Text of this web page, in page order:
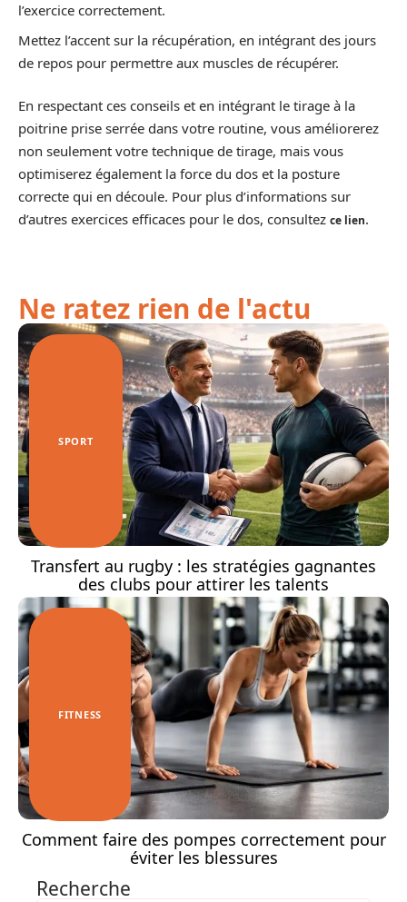
l’exercice correctement.
Mettez l’accent sur la récupération, en intégrant des jours
de repos pour permettre aux muscles de récupérer.
En respectant ces conseils et en intégrant le tirage à la
poitrine prise serrée dans votre routine, vous améliorerez
non seulement votre technique de tirage, mais vous
optimiserez également la force du dos et la posture
correcte qui en découle. Pour plus d’informations sur
d’autres exercices efficaces pour le dos, consultez ce lien.
Ne ratez rien de l'actu
SPORT
Transfert au rugby : les stratégies gagnantes
des clubs pour attirer les talents
FITNESS
Comment faire des pompes correctement pour
éviter les blessures
Recherche